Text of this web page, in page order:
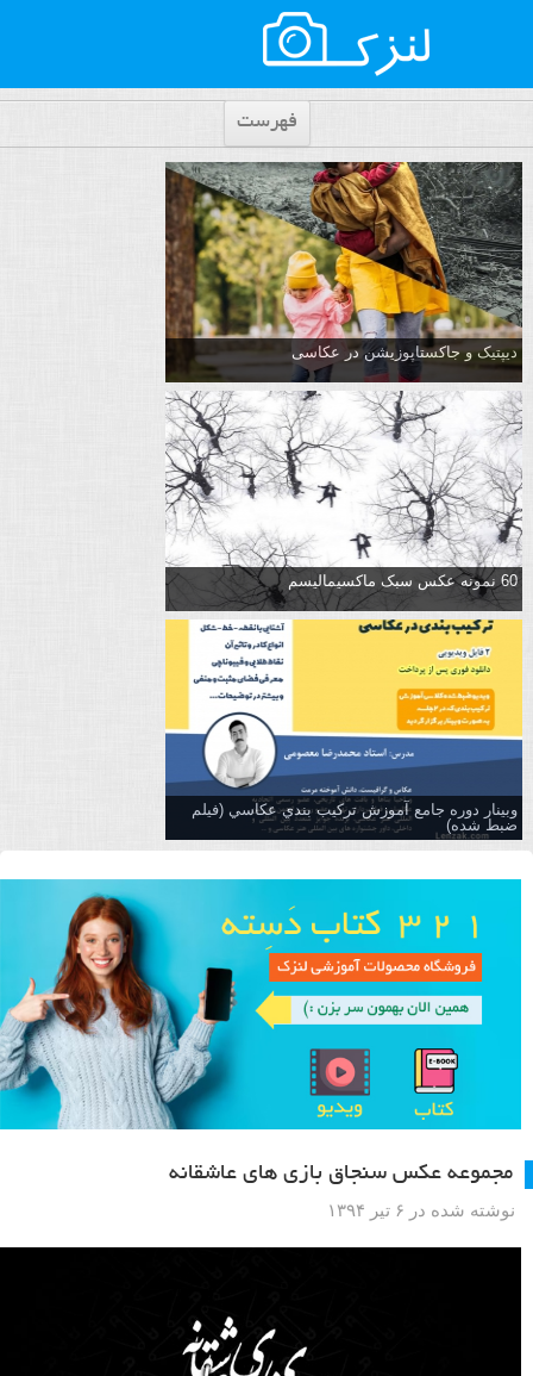
فهرست
دیپتیک و جاکستا‌پوزیشن در عکاسی
60 نمونه عکس سبک ماکسیمالیسم
وبینار دوره جامع آموزش تركيب بندي عكاسي (فیلم
ضبط شده)
مجموعه عکس سنجاق بازی های عاشقانه
نوشته شده در ۶ تیر ۱۳۹۴